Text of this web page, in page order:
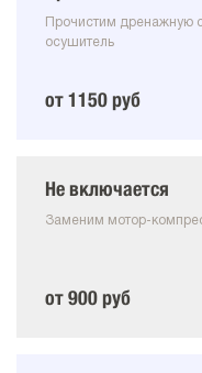
Прочистим дренажную
осушитель
от 1150 руб
Не включается
Заменим мотор-
от 900 руб